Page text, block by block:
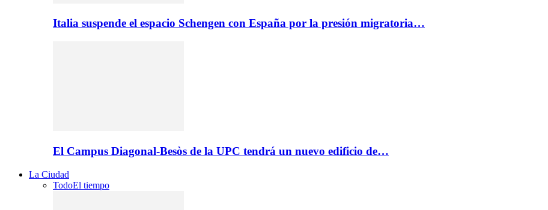
Italia suspende el espacio Schengen con España por la presión migratoria…
El Campus Diagonal-Besòs de la UPC tendrá un nuevo edificio de…
La Ciudad
TodoEl tiempo